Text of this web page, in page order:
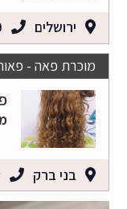
ירושלים
מוכרת פאה -
בני ברק